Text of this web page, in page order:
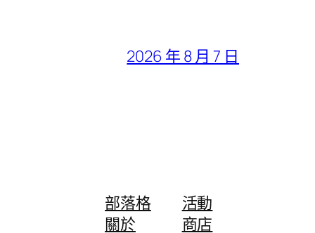
2026 年 8 月 7 日
部落格
關於
活動
商店